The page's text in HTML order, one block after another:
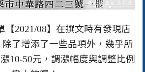
【2021/08】在撰文時有發現店
了增添了一些品項外，幾乎所
10-50元，調漲幅度與調整比例